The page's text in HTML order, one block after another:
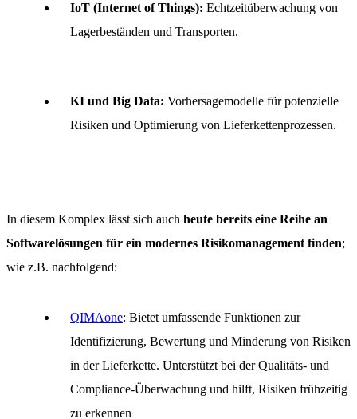
COACHING
BERATUNG
IoT (Internet of Things): Echtzeitüberwachung von
Lagerbeständen und Transporten.
KI und Big Data: Vorhersagemodelle für potenzielle
Risiken und Optimierung von Lieferkettenprozessen.
In diesem Komplex lässt sich auch heute bereits eine Reihe an
Softwarelösungen für ein modernes Risikomanagement finden;
wie z.B. nachfolgend:
QIMAone: Bietet umfassende Funktionen zur
Identifizierung, Bewertung und Minderung von Risiken
in der Lieferkette. Unterstützt bei der Qualitäts- und
Compliance-Überwachung und hilft, Risiken frühzeitig
zu erkennen